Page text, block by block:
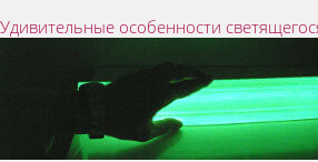
Удивительные особенности